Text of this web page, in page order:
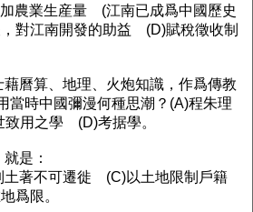
農業生産量 (江南已成爲中國歷史
對江南開發的助益 (D)賦稅徵收制
曆算、地理、火炮知識，作爲傳教
當時中國彌漫何種思潮？(A)程朱理
用之學 (D)考据學。
是：
土著不可遷徙 (C)以土地限制戶籍
爲限。